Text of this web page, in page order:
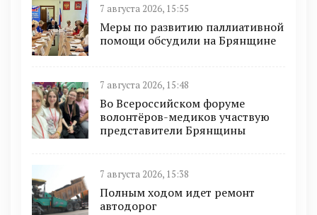
7 августа 2026, 15:55
Меры по развитию паллиативной
помощи обсудили на Брянщине
7 августа 2026, 15:48
Во Всероссийском форуме
волонтёров-медиков участвую
представители Брянщины
7 августа 2026, 15:38
Полным ходом идет ремонт
автодорог